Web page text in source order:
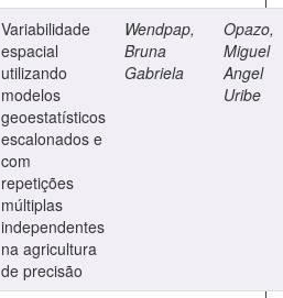
Variabilidade
espacial
utilizando
modelos
geoestatísticos
escalonados e
com
repetições
múltiplas
independentes
na agricultura
de precisão
Wendpap,
Bruna
Gabriela
Opazo,
Miguel
Angel
Uribe